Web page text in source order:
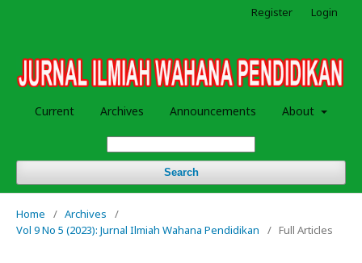
Current Archives Announcements About
Search
Register Login
Home / Archives
/
Vol 9 No 5 (2023): Jurnal Ilmiah Wahana Pendidikan
/ Full Articles